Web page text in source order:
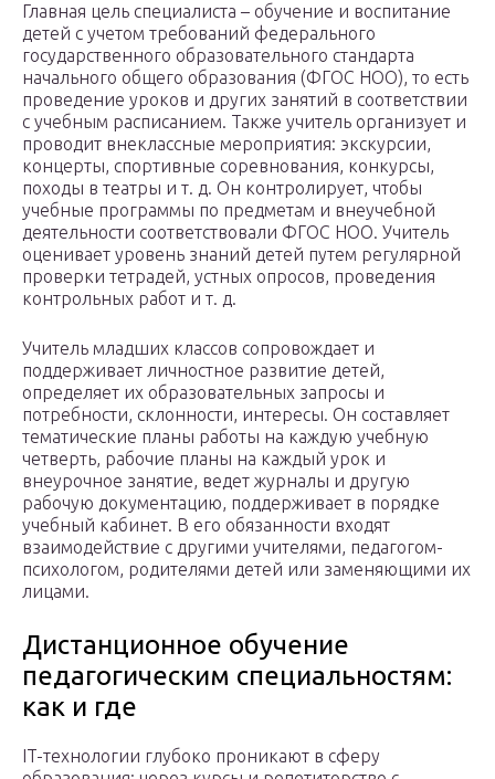
Главная цель специалиста – обучение и воспитание
детей с учетом требований федерального
государственного образовательного стандарта
начального общего образования (ФГОС НОО), то есть
проведение уроков и других занятий в соответствии
с учебным расписанием. Также учитель организует и
проводит внеклассные мероприятия: экскурсии,
концерты, спортивные соревнования, конкурсы,
походы в театры и т. д. Он контролирует, чтобы
учебные программы по предметам и внеучебной
деятельности соответствовали ФГОС НОО. Учитель
оценивает уровень знаний детей путем регулярной
проверки тетрадей, устных опросов, проведения
контрольных работ и т. д.
Учитель младших классов сопровождает и
поддерживает личностное развитие детей,
определяет их образовательных запросы и
потребности, склонности, интересы. Он составляет
тематические планы работы на каждую учебную
четверть, рабочие планы на каждый урок и
внеурочное занятие, ведет журналы и другую
рабочую документацию, поддерживает в порядке
учебный кабинет. В его обязанности входят
взаимодействие с другими учителями, педагогом-
психологом, родителями детей или заменяющими их
лицами.
Дистанционное обучение
педагогическим специальностям:
как и где
IT-технологии глубоко проникают в сферу